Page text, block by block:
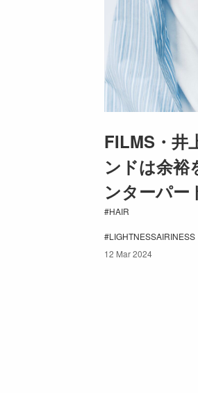
FILMS・井
ンドは余裕
ンターパー
HAIR
LIGHTNESSAIRINESS
12 Mar 2024